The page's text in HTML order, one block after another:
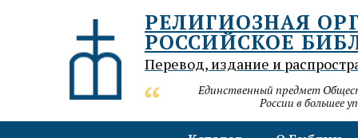
РЕЛИГИОЗНАЯ
РОССИЙСКОЕ
Перевод, издание и
Единственный предмет
России в большее